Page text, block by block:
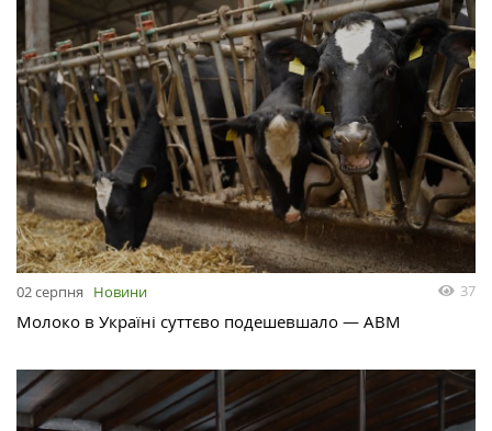
02 серпня Новини 37
Молоко в Україні суттєво подешевшало — АВМ